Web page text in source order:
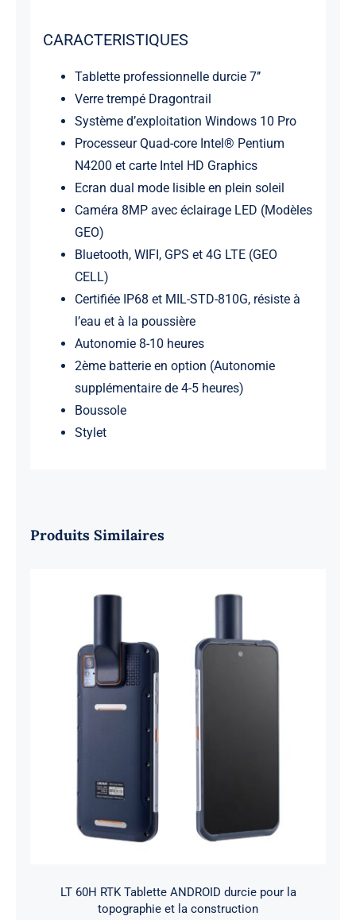
CARACTERISTIQUES
Tablette professionnelle durcie 7’’
Verre trempé Dragontrail
Système d’exploitation Windows 10 Pro
Processeur Quad-core Intel® Pentium
N4200 et carte Intel HD Graphics
Ecran dual mode lisible en plein soleil
Caméra 8MP avec éclairage LED (Modèles
GEO)
Bluetooth, WIFI, GPS et 4G LTE (GEO
CELL)
Certifiée IP68 et MIL-STD-810G, résiste à
l’eau et à la poussière
Autonomie 8-10 heures
2ème batterie en option (Autonomie
supplémentaire de 4-5 heures)
Boussole
Stylet
Produits Similaires
LT 60H RTK Tablette ANDROID durcie pour la
topographie et la construction